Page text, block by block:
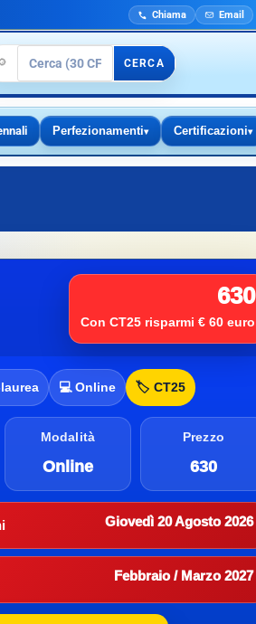
Chiama Email
CERCA
Perfezionamenti▾ Certificazioni▾
630
Con CT25 risparmi € 60 euro
💻 Online 🏷️ CT25
Modalità
Online
Prezzo
630
Giovedì 20 Agosto 2026
Febbraio / Marzo 2027